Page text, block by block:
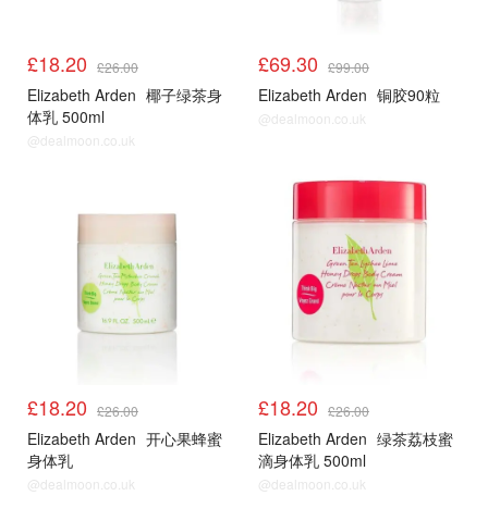
£18.20 £26.00
Elizabeth Arden 椰子绿茶身
体乳 500ml
@dealmoon.co.uk
£69.30 £99.00
Elizabeth Arden 铜胶90粒
@dealmoon.co.uk
£18.20 £26.00
Elizabeth Arden 开心果蜂蜜
身体乳
@dealmoon.co.uk
£18.20 £26.00
Elizabeth Arden 绿茶荔枝蜜
滴身体乳 500ml
@dealmoon.co.uk